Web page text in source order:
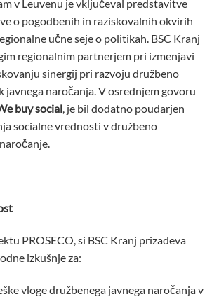
v Leuvenu je vključeval predstavitve
o pogodbenih in raziskovalnih okvirih
učne seje o politikah. BSC Kranj
regionalnim partnerjem pri izmenjavi
sinergij pri razvoju družbeno
naročanja. V osrednjem govoru
buy social, je bil dodatno poudarjen
socialne vrednosti v družbeno
PROSECO, si BSC Kranj prizadeva
izkušnje za:
vloge družbenega javnega naročanja v